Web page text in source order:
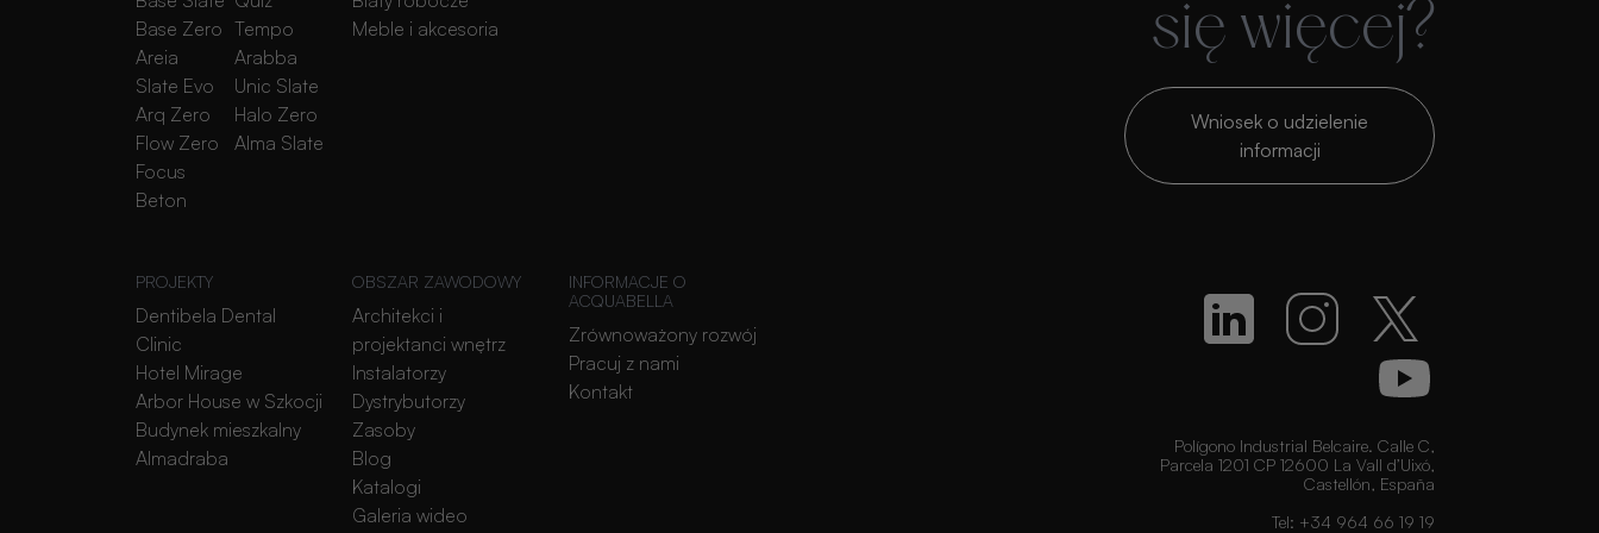
Base Zero
Areia
Slate Evo
Arq Zero
Flow Zero
Focus
Beton
Tempo
Arabba
Unic Slate
Halo Zero
Alma Slate
Meble i akcesoria
PROJEKTY
Dentibela Dental
Clinic
Hotel Mirage
Arbor House w Szkocji
Budynek mieszkalny
Almadraba
OBSZAR ZAWODOWY
Architekci i
projektanci wnętrz
Instalatorzy
Dystrybutorzy
Zasoby
Blog
Katalogi
Galeria wideo
INFORMACJE O
ACQUABELLA
Zrównoważony rozwój
Pracuj z nami
Kontakt
się więcej?
Wniosek o udzielenie
informacji
Polígono Industrial Belcaire. Calle C,
Parcela 1201 CP 12600 La Vall d’Uixó,
Castellón, España
Tel: +34 964 66 19 19